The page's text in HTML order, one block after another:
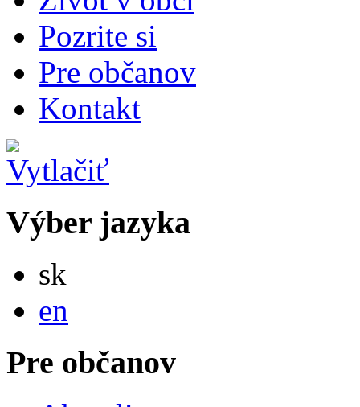
Pozrite si
Pre občanov
Kontakt
Výber jazyka
sk
en
Pre občanov